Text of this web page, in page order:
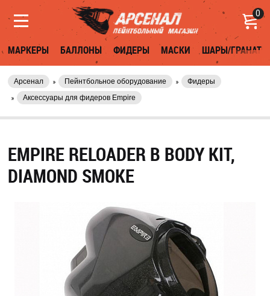
0
МАРКЕРЫ БАЛЛОНЫ ФИДЕРЫ МАСКИ ШАРЫ/ГРАНАТЫ
Арсенал Пейнтбольное оборудование
Фидеры
Аксессуары для фидеров Empire
EMPIRE RELOADER B BODY KIT,
DIAMOND SMOKE